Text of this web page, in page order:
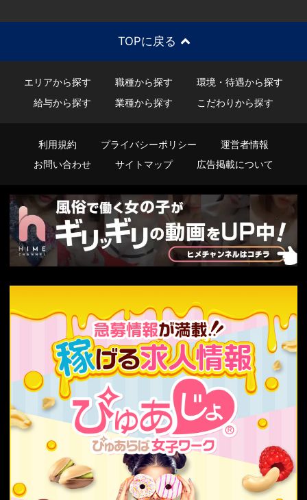
TOPに戻る
エリアから探す 職種から探す
環境・待遇から探す
給与から探す
業種から探す こだわりから探す
利用規約 プライバシーポリシー
運営者情報
お問い合わせ
サイトマップ 広告掲載について